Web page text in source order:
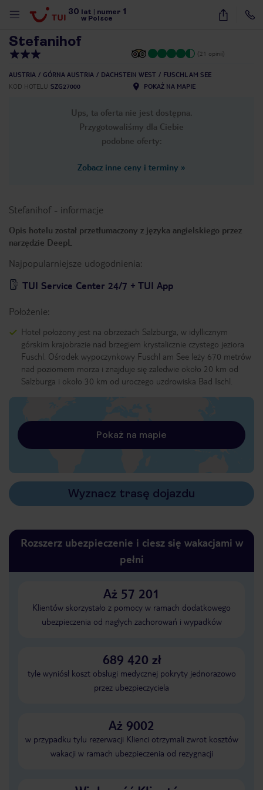
30 lat numer 1
w Polsce
15
Stefanihof
(21 opinii)
AUSTRIA GÓRNA AUSTRIA DACHSTEIN WEST
FUSCHL AM SEE
KOD HOTELU SZG27000 POKAŻ NA MAPIE
Ups, ta oferta nie jest dostępna.
Przygotowaliśmy dla Ciebie
podobne oferty:
Zobacz inne ceny i terminy »
Stefanihof- informacje
Opis hotelu został przetłumaczony z języka angielskiego przez
narzędzie DeepL
Najpopularniejsze udogodnienia:
TUI Service Center 24/7 + TUI App
Położenie:
Hotel położony jest na obrzeżach Salzburga, w idyllicznym
górskim krajobrazie nad brzegiem krystalicznie czystego jeziora
Fuschl. Ośrodek wypoczynkowy Fuschl am See leży 670 metrów
nad poziomem morza i znajduje się zaledwie około 20 km od
Salzburga i około 30 km od uroczego uzdrowiska Bad Ischl.
Pokaż na mapie
Wyznacz trasę dojazdu
Rozszerz ubezpieczenie i ciesz się wakacjami w
pełni
Aż 57 201
Klientów skorzystało z pomocy w ramach dodatkowego
ubezpieczenia od nagłych zachorowań i wypadków
689 420 zł
tyle wyniósł koszt obsługi medycznej pokryty jednorazowo
przez ubezpieczyciela
Aż 9002
w przypadku tylu rezerwacji Klienci otrzymali zwrot kosztów
wakacji w ramach ubezpieczenia od rezygnacji